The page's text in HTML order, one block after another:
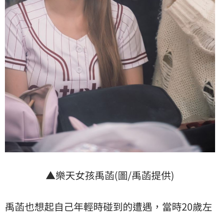
▲樂天女孩禹菡(圖/禹菡提供)
禹菡也想起自己年輕時碰到的遭遇，當時20歲左